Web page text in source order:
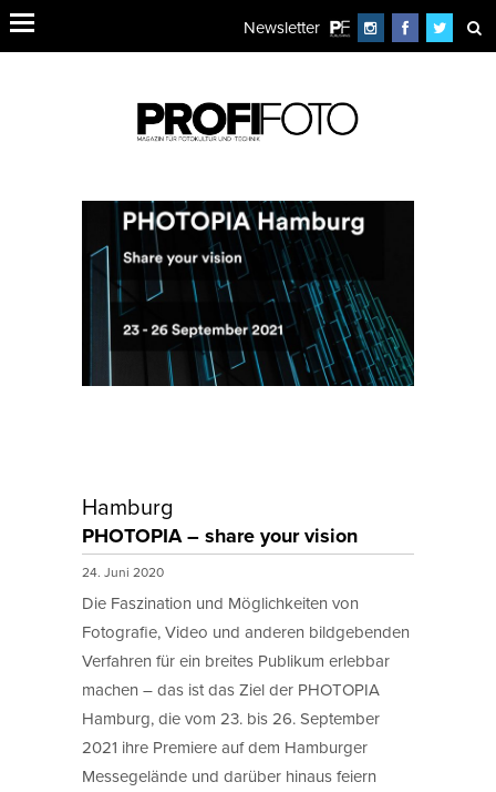
Newsletter
Hamburg
PHOTOPIA – share your vision
24. Juni 2020
Die Faszination und Möglichkeiten von
Fotografie, Video und anderen bildgebenden
Verfahren für ein breites Publikum erlebbar
machen – das ist das Ziel der PHOTOPIA
Hamburg, die vom 23. bis 26. September
2021 ihre Premiere auf dem Hamburger
Messegelände und darüber hinaus feiern